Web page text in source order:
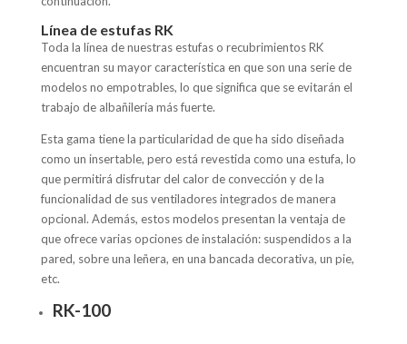
Línea de estufas RK
Toda la línea de nuestras estufas o recubrimientos RK
encuentran su mayor característica en que son una serie de
modelos no empotrables, lo que significa que se evitarán el
trabajo de albañilería más fuerte.
Esta gama tiene la particularidad de que ha sido diseñada
como un insertable, pero está revestida como una estufa, lo
que permitirá disfrutar del calor de convección y de la
funcionalidad de sus ventiladores integrados de manera
opcional. Además, estos modelos presentan la ventaja de
que ofrece varias opciones de instalación: suspendidos a la
pared, sobre una leñera, en una bancada decorativa, un pie,
etc.
RK-100